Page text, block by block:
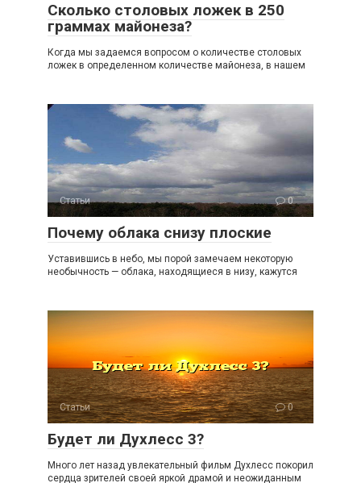
Сколько столовых ложек в 250
граммах майонеза?
Когда мы задаемся вопросом о количестве столовых
ложек в определенном количестве майонеза, в нашем
Статьи 0
Почему облака снизу плоские
Уставившись в небо, мы порой замечаем некоторую
необычность — облака, находящиеся в низу, кажутся
Статьи 0
Будет ли Духлесс 3?
Много лет назад увлекательный фильм Духлесс покорил
сердца зрителей своей яркой драмой и неожиданным